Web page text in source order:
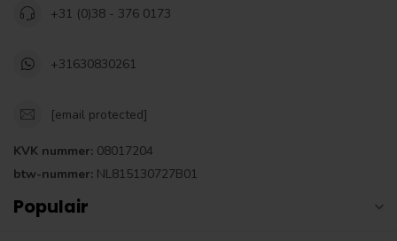
+31 (0)38 - 376 0173
+31630830261
[email protected]
KVK nummer: 08017204
btw-nummer: NL815130727B01
Populair